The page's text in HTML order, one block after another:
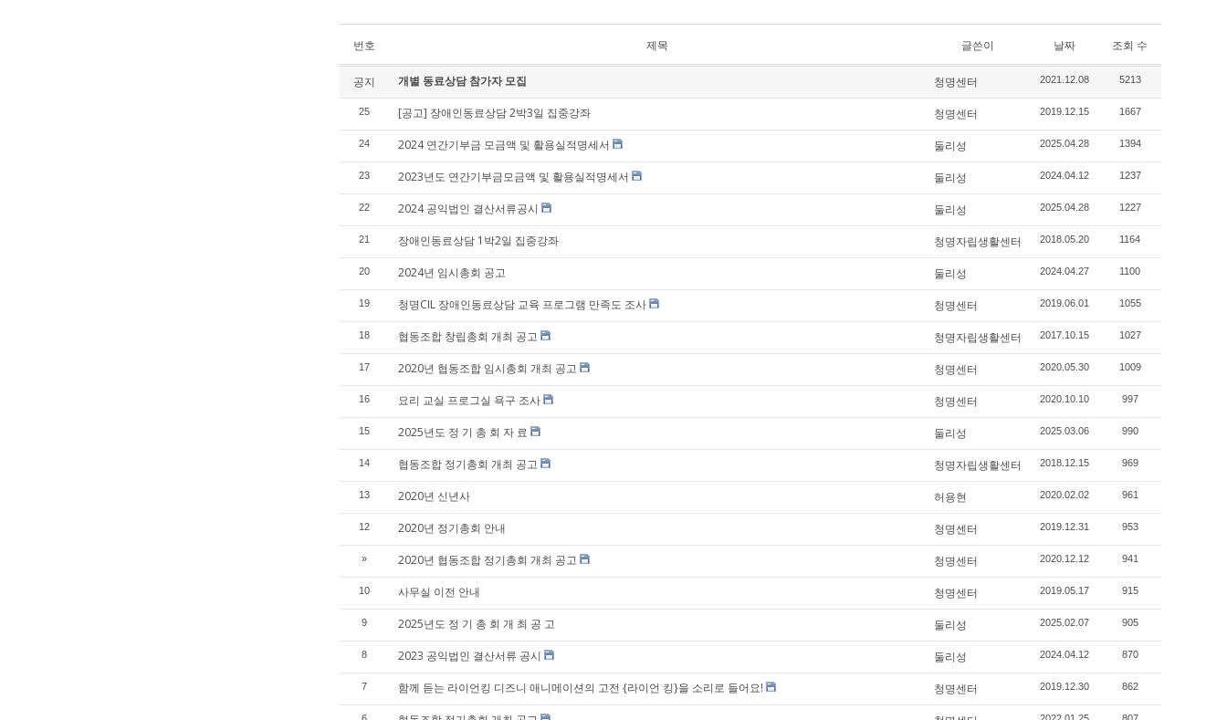
번호 제목 글쓴이 날짜 조회 수
공지 개별 동료상담 참가자 모집 청명센터 2021.12.08 5213
25 [공고] 장애인동료상담 2박3일 집중강좌 청명센터 2019.12.15 1667
24 2024 연간기부금 모금액 및 활용실적명세서 둘리성 2025.04.28 1394
23 2023년도 연간기부금모금액 및 활용실적명세서 둘리성 2024.04.12 1237
22 2024 공익법인 결산서류공시 둘리성 2025.04.28 1227
21 장애인동료상담 1박2일 집중강좌 청명자립생활센터 2018.05.20 1164
20 2024년 임시총회 공고 둘리성 2024.04.27 1100
19 청명CIL 장애인동료상담 교육 프로그램 만족도 조사 청명센터 2019.06.01 1055
18 협동조합 창립총회 개최 공고 청명자립생활센터 2017.10.15 1027
17 2020년 협동조합 임시총회 개최 공고 청명센터 2020.05.30 1009
16 요리 교실 프로그실 욕구 조사 청명센터 2020.10.10 997
15 2025년도 정 기 총 회 자 료 둘리성 2025.03.06 990
14 협동조합 정기총회 개최 공고 청명자립생활센터 2018.12.15 969
13 2020년 신년사 허용현 2020.02.02 961
12 2020년 정기총회 안내 청명센터 2019.12.31 953
» 2020년 협동조합 정기총회 개최 공고 청명센터 2020.12.12 941
10 사무실 이전 안내 청명센터 2019.05.17 915
9 2025년도 정 기 총 회 개 최 공 고 둘리성 2025.02.07 905
8 2023 공익법인 결산서류 공시 둘리성 2024.04.12 870
7 함께 듣는 라이언킹 디즈니 애니메이션의 고전 {라이언 킹}을 소리로 들어요! 청명센터 2019.12.30 862